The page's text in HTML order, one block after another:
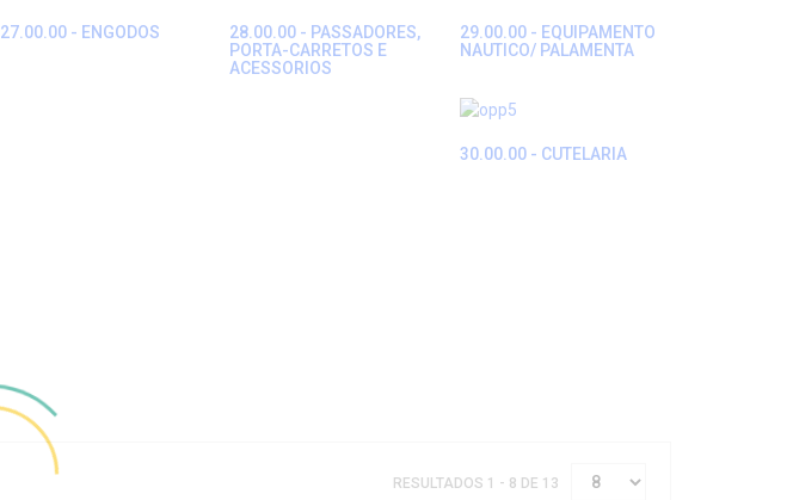
27.00.00 - ENGODOS
28.00.00 - PASSADORES,
PORTA-CARRETOS E
ACESSORIOS
29.00.00 - EQUIPAMENTO
NAUTICO/ PALAMENTA
30.00.00 - CUTELARIA
RESULTADOS 1 - 8 DE 13